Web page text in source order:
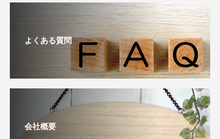
よくある質問
会社概要